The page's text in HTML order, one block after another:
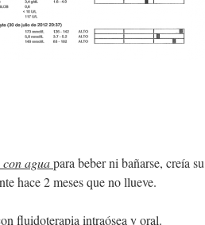
aguapara beber ni bañarse, creía su
hace 2 meses que no llueve.
fluidoterapia intraósea y oral.